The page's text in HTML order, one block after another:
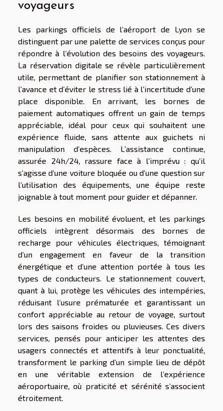
voyageurs
Les parkings officiels de l’aéroport de Lyon se
distinguent par une palette de services conçus pour
répondre à l’évolution des besoins des voyageurs.
La réservation digitale se révèle particulièrement
utile, permettant de planifier son stationnement à
l’avance et d’éviter le stress lié à l’incertitude d’une
place disponible. En arrivant, les bornes de
paiement automatiques offrent un gain de temps
appréciable, idéal pour ceux qui souhaitent une
expérience fluide, sans attente aux guichets ni
manipulation d’espèces. L’assistance continue,
assurée 24h/24, rassure face à l’imprévu : qu’il
s’agisse d’une voiture bloquée ou d’une question sur
l’utilisation des équipements, une équipe reste
joignable à tout moment pour guider et dépanner.
Les besoins en mobilité évoluent, et les parkings
officiels intègrent désormais des bornes de
recharge pour véhicules électriques, témoignant
d’un engagement en faveur de la transition
énergétique et d’une attention portée à tous les
types de conducteurs. Le stationnement couvert,
quant à lui, protège les véhicules des intempéries,
réduisant l’usure prématurée et garantissant un
confort appréciable au retour de voyage, surtout
lors des saisons froides ou pluvieuses. Ces divers
services, pensés pour anticiper les attentes des
usagers connectés et attentifs à leur ponctualité,
transforment le parking d’un simple lieu de dépôt
en une véritable extension de l’expérience
aéroportuaire, où praticité et sérénité s’associent
étroitement.